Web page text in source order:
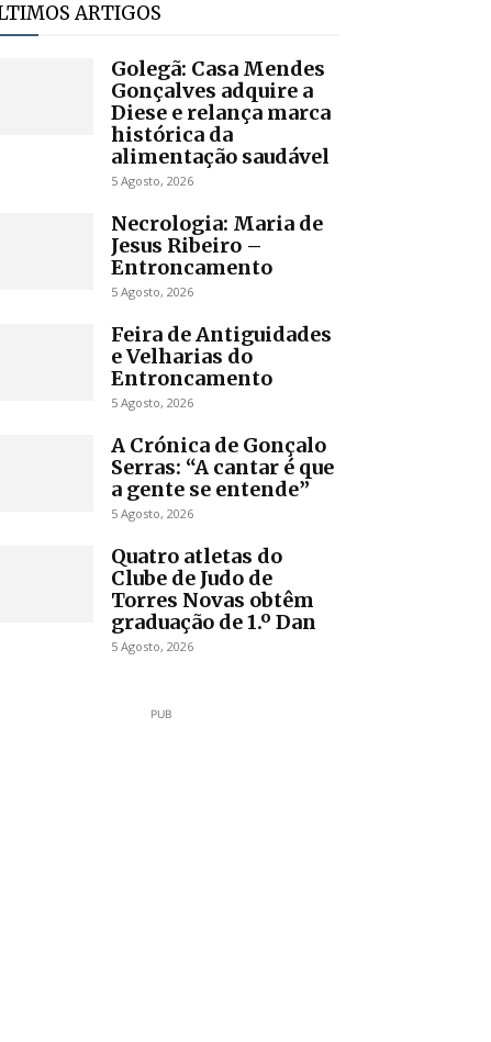
ARTIGOS
Golegã: Casa Mendes
Gonçalves adquire a
Diese e relança marca
histórica da
alimentação saudável
5 Agosto, 2026
Necrologia: Maria de
Jesus Ribeiro –
Entroncamento
5 Agosto, 2026
Feira de Antiguidades
e Velharias do
Entroncamento
5 Agosto, 2026
A Crónica de Gonçalo
Serras: “A cantar é que
a gente se entende”
5 Agosto, 2026
Quatro atletas do
Clube de Judo de
Torres Novas obtêm
graduação de 1.º Dan
5 Agosto, 2026
PUB